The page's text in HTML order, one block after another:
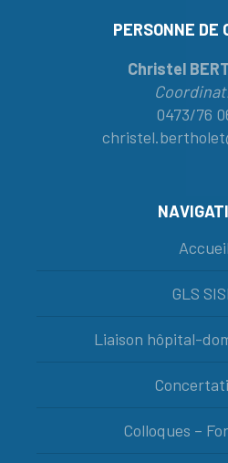
PERSONNE DE
Christel
0473/76
Accueil
GLS
Liaison hôpital-
Colloques –